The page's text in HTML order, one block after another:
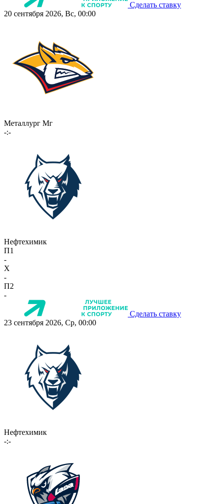
Сделать ставку
20 сентября 2026, Вс, 00:00
Металлург Мг
-:-
Нефтехимик
П1
-
X
-
П2
-
Сделать ставку
23 сентября 2026, Ср, 00:00
Нефтехимик
-:-